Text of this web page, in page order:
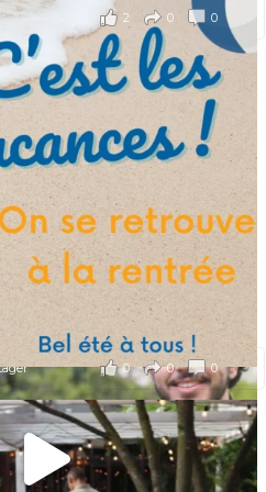
2 0 0
la taxe d’apprentissage 2026
à former les générations
🙏
2026 : avec l'Isep, investissez pour
de l'humain !
ingénieurs, des bachelors, des
allient excellence technologique et
cœur de notre pro
0 0 0
🚀